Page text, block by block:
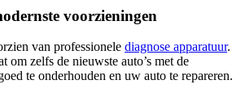
voorzieningen
van professionele diagnose apparatuur.
om zelfs de nieuwste auto’s met de
te onderhouden en uw auto te repareren.